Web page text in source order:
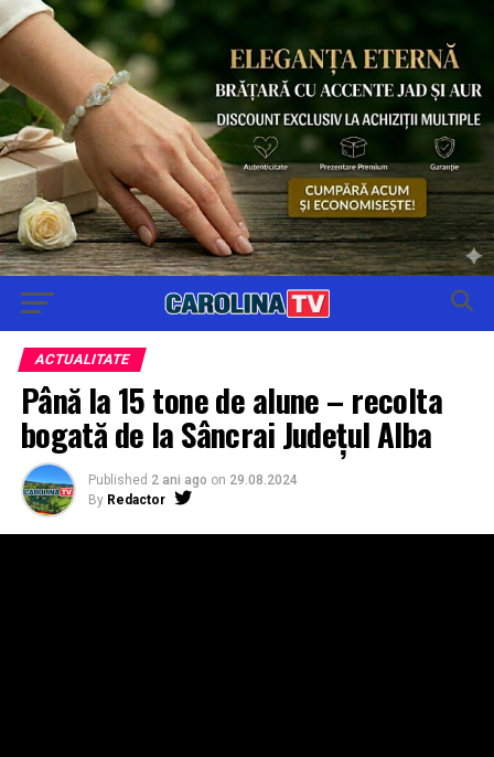
ACTUALITATE
Până la 15 tone de alune – recolta
bogată de la Sâncrai Județul Alba
Published 2 ani ago on 29.08.2024
By Redactor